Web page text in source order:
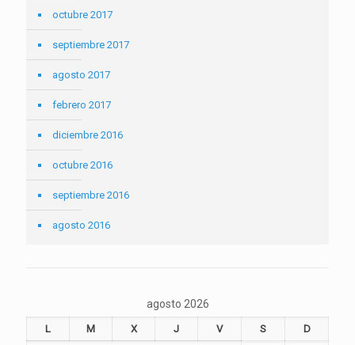
octubre 2017
septiembre 2017
agosto 2017
febrero 2017
diciembre 2016
octubre 2016
septiembre 2016
agosto 2016
agosto 2026
L M X J V S
D